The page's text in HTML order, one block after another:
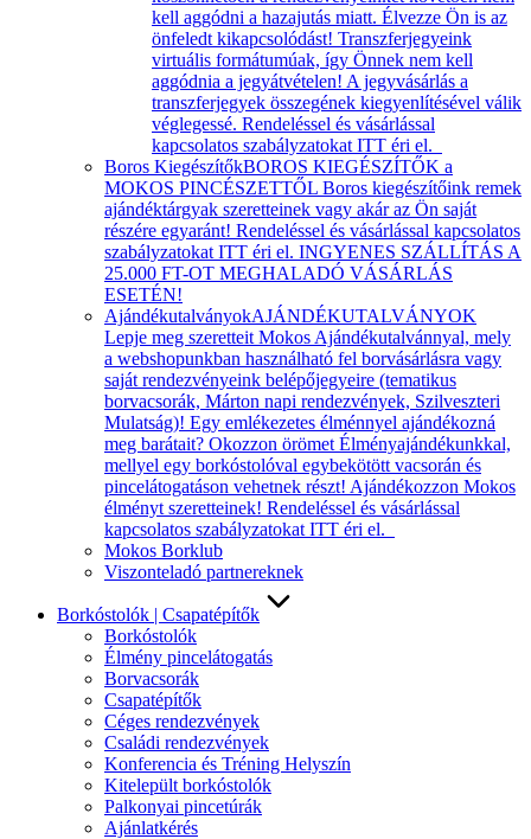
kell aggódni a hazajutás miatt. Élvezze Ön is az
önfeledt kikapcsolódást! Transzferjegyeink
virtuális formátumúak, így Önnek nem kell
aggódnia a jegyátvételen! A jegyvásárlás a
transzferjegyek összegének kiegyenlítésével válik
véglegessé. Rendeléssel és vásárlással
kapcsolatos szabályzatokat ITT éri el.
Boros KiegészítőkBOROS KIEGÉSZÍTŐK a
MOKOS PINCÉSZETTŐL Boros kiegészítőink remek
ajándéktárgyak szeretteinek vagy akár az Ön saját
részére egyaránt! Rendeléssel és vásárlással kapcsolatos
szabályzatokat ITT éri el. INGYENES SZÁLLÍTÁS A
25.000 FT-OT MEGHALADÓ VÁSÁRLÁS
ESETÉN!
AjándékutalványokAJÁNDÉKUTALVÁNYOK
Lepje meg szeretteit Mokos Ajándékutalvánnyal, mely
a webshopunkban használható fel borvásárlásra vagy
saját rendezvényeink belépőjegyeire (tematikus
borvacsorák, Márton napi rendezvények, Szilveszteri
Mulatság)! Egy emlékezetes élménnyel ajándékozná
meg barátait? Okozzon örömet Élményajándékunkkal,
mellyel egy borkóstolóval egybekötött vacsorán és
pincelátogatáson vehetnek részt! Ajándékozzon Mokos
élményt szeretteinek! Rendeléssel és vásárlással
kapcsolatos szabályzatokat ITT éri el.
Mokos Borklub
Viszonteladó partnereknek
Borkóstolók | Csapatépítők
Borkóstolók
Élmény pincelátogatás
Borvacsorák
Csapatépítők
Céges rendezvények
Családi rendezvények
Konferencia és Tréning Helyszín
Kitelepült borkóstolók
Palkonyai pincetúrák
Ajánlatkérés